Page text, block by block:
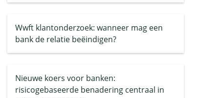
Wwft klantonderzoek: wanneer mag een
bank de relatie beëindigen?
Nieuwe koers voor banken:
risicogebaseerde benadering centraal in